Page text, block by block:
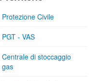
Protezione Civile
PGT - VAS
Centrale di stoccaggio
gas